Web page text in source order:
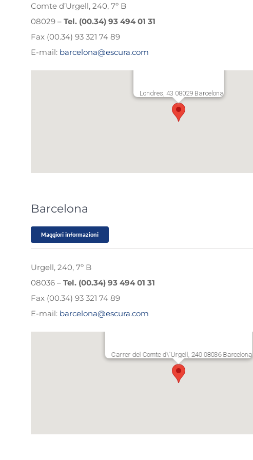
Comte d’Urgell, 240, 7º B
08029 – Tel. (00.34) 93 494 01 31
Fax (00.34) 93 321 74 89
E-mail: barcelona@escura.com
Londres, 43 08029 Barcelona
Barcelona
Maggiori informazioni
Urgell, 240, 7º B
08036 – Tel. (00.34) 93 494 01 31
Fax (00.34) 93 321 74 89
E-mail: barcelona@escura.com
Carrer del Comte d\'Urgell, 240 08036 Barcelona